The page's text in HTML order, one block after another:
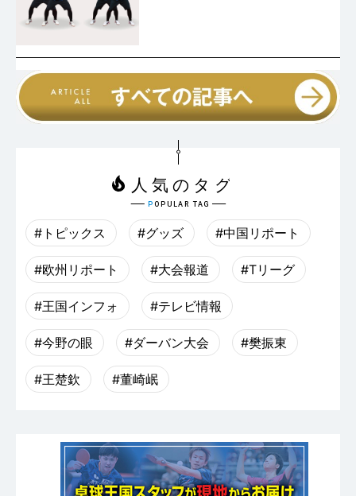
#トピックス #グッズ #中国リポート
#欧州リポート #大会報道 #Tリーグ
#王国インフォ #テレビ情報
#今野の眼 #ダーバン大会 #樊振東
#王楚欽 #董崎岷